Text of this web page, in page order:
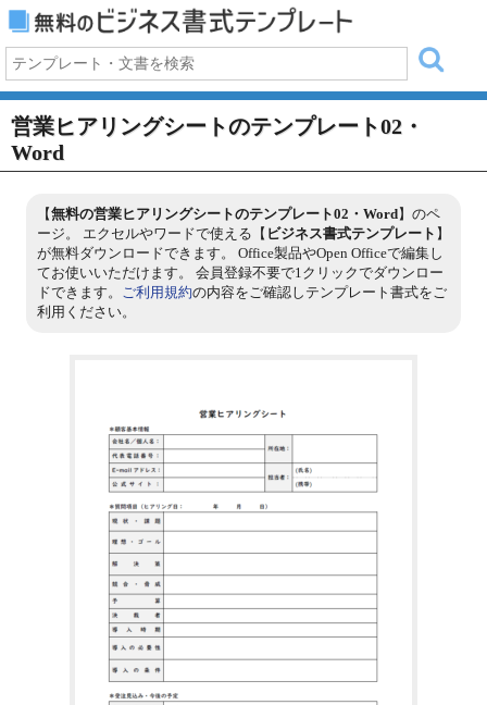
営業ヒアリングシートのテンプレート02・
Word
【無料の営業ヒアリングシートのテンプレート02・Word】のペ
ージ。 エクセルやワードで使える【 ビジネス書式テンプレート 】
が無料ダウンロードできます。 Office製品やOpen Officeで編集し
てお使いいただけます。 会員登録不要で1クリックでダウンロー
ドできます。 ご利用規約の内容をご確認しテンプレート書式をご
利用ください。